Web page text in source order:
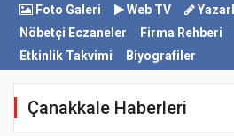
Foto Galeri Web TV
Nöbetçi Eczaneler
Firma Rehberi
Etkinlik Takvimi
Biyografiler
Çanakkale Haberleri